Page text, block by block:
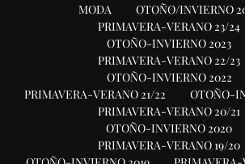
MODA
OTOÑO/INVIERNO
PRIMAVERA-VERANO 23/24
OTOÑO-INVIERNO 2023
PRIMAVERA-VERANO 22/23
OTOÑO-INVIERNO 2022
PRIMAVERA-VERANO 21/22
OTOÑO-
PRIMAVERA-VERANO 20/21
OTOÑO-INVIERNO 2020
PRIMAVERA-VERANO 19/20